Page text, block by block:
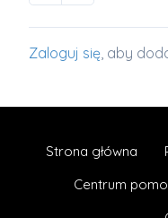
Zaloguj się , aby
Strona główna
Centrum